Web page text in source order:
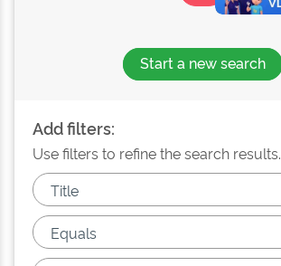
Start a new search
Add filters:
Use filters to refine the search results.